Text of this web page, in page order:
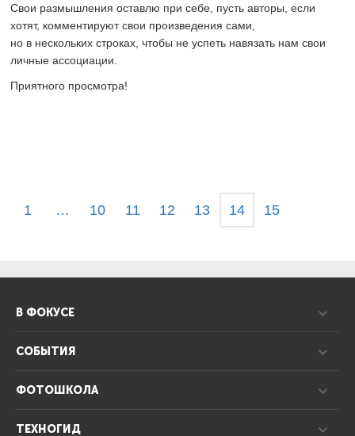
Свои размышления оставлю при себе, пусть авторы, если
хотят, комментируют свои произведения сами,
но в нескольких строках, чтобы не успеть навязать нам свои
личные ­ассоциации.
Приятного просмотра!
1 … 10 11 12 13 14 15
В ФОКУСЕ
СОБЫТИЯ
ФОТОШКОЛА
ТЕХНОГИД